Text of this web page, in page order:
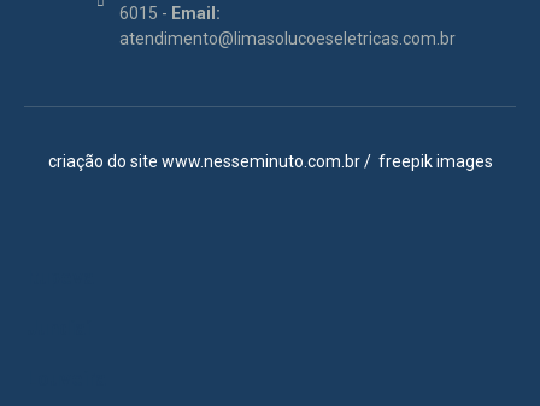
6015 - Email:
atendimento@limasolucoeseletricas.com.br
criação do site www.nesseminuto.com.br/ freepik images